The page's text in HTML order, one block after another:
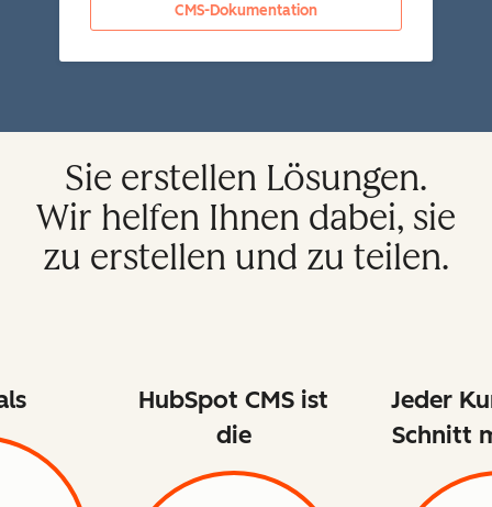
CMS-Dokumentation
Sie erstellen Lösungen.
Wir helfen Ihnen dabei, sie
zu erstellen und zu teilen.
HubSpot CMS ist
die
Jeder
Schnitt